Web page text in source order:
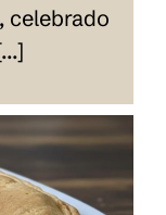
celebrado